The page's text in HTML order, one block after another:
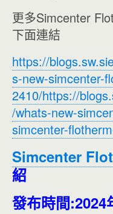
更多Simcenter
下面連結
https://
s-new-simcenter-
2410/https://
/whats-new-
simcenter-
Simcenter
紹
發布時間:2024